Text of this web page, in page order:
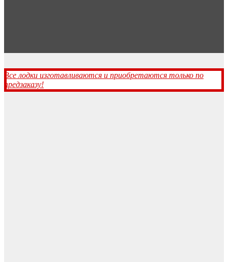
Все лодки изготавливаются и приобретаются только по
предзаказу!